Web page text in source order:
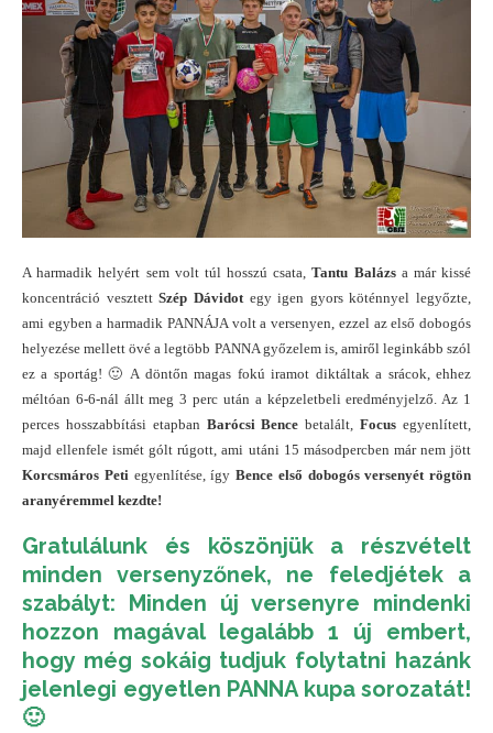
A harmadik helyért sem volt túl hosszú csata, Tantu Balázsa már kissé
koncentráció vesztettSzép Dávidotegy igen gyors köténnyel legyőzte,
ami egyben a harmadik PANNÁJA volt a versenyen, ezzel az első dobogós
helyezése mellett övé a legtöbb PANNA győzelem is, amiről leginkább szól
ez a sportág! 🙂 A döntőn magas fokú iramot diktáltak a srácok, ehhez
méltóan 6-6-nál állt meg 3 perc után a képzeletbeli eredményjelző. Az 1
perces hosszabbítási etapban Barócsi Bence betalált,Focus egyenlített,
majd ellenfele ismét gólt rúgott, ami utáni 15 másodpercben már nem jött
Korcsmáros Petiegyenlítése, így Bence első dobogós versenyét rögtön
aranyéremmel kezdte!
Gratulálunk és köszönjük a részvételt
minden versenyzőnek, ne feledjétek a
szabályt: Minden új versenyre mindenki
hozzon magával legalább 1 új embert,
hogy még sokáig tudjuk folytatni hazánk
jelenlegi egyetlen PANNA kupa sorozatát!
🙂